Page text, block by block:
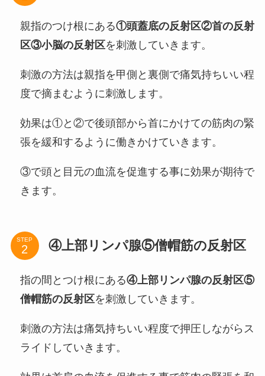
親指のつけ根にある①頭蓋底の反射区②首の反射
区③小脳の反射区を刺激していきます。
刺激の方法は親指を甲側と裏側で痛気持ちいい程
度で摘まむように刺激します。
効果は①と②で後頭部から首にかけての筋肉の緊
張を緩和するように働きかけていきます。
③で頭と目元の血流を促進する事に効果が期待で
きます。
STEP ④上部リンパ腺⑤僧帽筋の反射区
指の間とつけ根にある④上部リンパ腺の反射区⑤
僧帽筋の反射区を刺激していきます。
刺激の方法は痛気持ちいい程度で押圧しながらス
ライドしていきます。